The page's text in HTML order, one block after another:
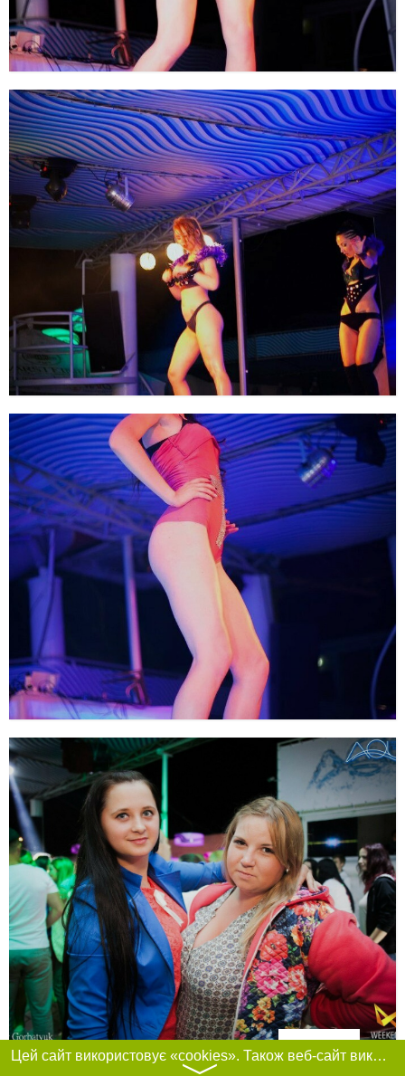
Фільтри
Цей сайт використовує «cookies». Також веб-сайт використовує інтернет-сервіс для збору технічних даних стосовно відвідувачів з метою отримання маркетингової та статистичної інформації. Умови обробки даних відвідувачів сайту див.
〉